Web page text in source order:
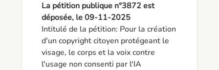
La pétition publique n°3872 est
déposée, le 09-11-2025
Intitulé de la pétition: Pour la création
d'un copyright citoyen protégeant le
visage, le corps et la voix contre
l'usage non consenti par l'IA